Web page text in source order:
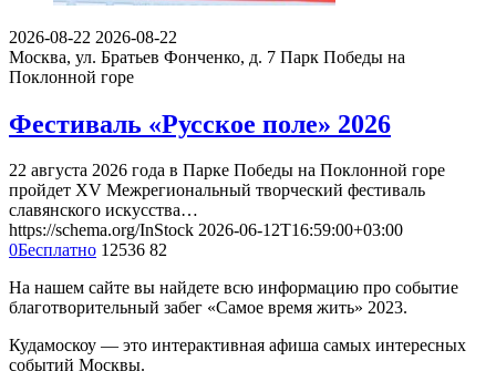
2026-08-22 2026-08-22
Москва, ул. Братьев Фонченко, д. 7 Парк Победы на
Поклонной горе
Фестиваль «Русское поле» 2026
22 августа 2026 года в Парке Победы на Поклонной горе
пройдет XV Межрегиональный творческий фестиваль
славянского искусства…
https://schema.org/InStock 2026-06-12T16:59:00+03:00
0Бесплатно 12536 82
На нашем сайте вы найдете всю информацию про событие
благотворительный забег «Самое время жить» 2023.
Кудамоскоу — это интерактивная афиша самых интересных
событий Москвы.